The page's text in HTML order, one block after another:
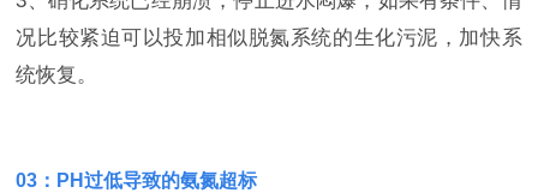
况比较紧迫可以投加相似脱氮系统的生化污泥，加快系
统恢复。
03：PH过低导致的氨氮超标